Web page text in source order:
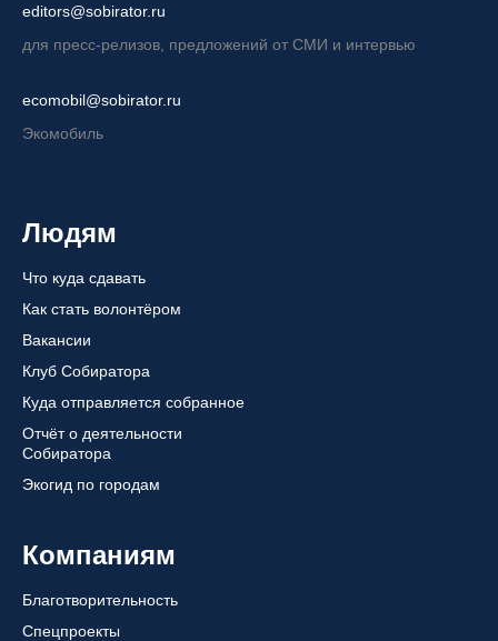
editors@sobirator.ru
для пресс-релизов, предложений от СМИ и интервью
ecomobil@sobirator.ru
Экомобиль
Людям
Что куда сдавать
Как стать волонтёром
Вакансии
Клуб Собиратора
Куда отправляется собранное
Отчёт о деятельности
Собиратора
Экогид по городам
Компаниям
Благотворительность
Спецпроекты